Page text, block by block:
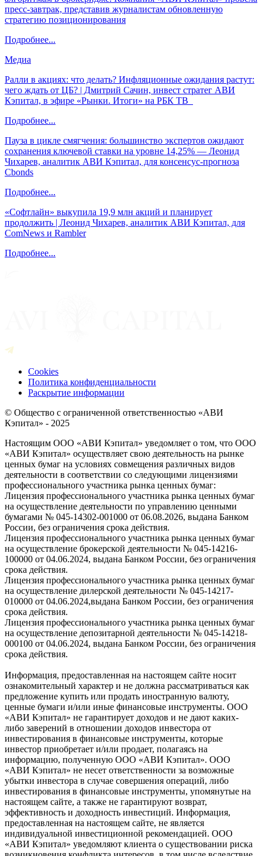
пресс-завтрак, представив журналистам обновленную
стратегию позиционирования
Подробнее...
Медиа
Ралли в акциях: что делать? Инфляционные ожидания растут:
чего ждать от ЦБ? | Дмитрий Сачин, инвест стратег АВИ
Кэпитал, в эфире «Рынки. Итоги» на РБК ТВ
Подробнее...
Пауза в цикле смягчения: большинство экспертов ожидают
сохранения ключевой ставки на уровне 14,25% — Леонид
Чихарев, аналитик АВИ Кэпитал, для консенсус-прогноза
Cbonds
Подробнее...
«Софтлайн» выкупила 19,9 млн акций и планирует
продолжить | Леонид Чихарев, аналитик АВИ Кэпитал, для
ComNews и Rambler
Подробнее...
Cookies
Политика конфиденциальности
Раскрытие информации
© Общество с ограниченной ответственностью «АВИ
Кэпитал» - 2025
Настоящим ООО «АВИ Кэпитал» уведомляет о том, что ООО
«АВИ Кэпитал» осуществляет свою деятельность на рынке
ценных бумаг на условиях совмещения различных видов
деятельности в соответствии со следующими лицензиями
профессионального участника рынка ценных бумаг:
Лицензия профессионального участника рынка ценных бумаг
на осуществление деятельности по управлению ценными
бумагами № 045-14302-001000 от 06.08.2026, выдана Банком
России, без ограничения срока действия.
Лицензия профессионального участника рынка ценных бумаг
на осуществление брокерской деятельности № 045-14216-
100000 от 04.06.2024, выдана Банком России, без ограничения
срока действия.
Лицензия профессионального участника рынка ценных бумаг
на осуществление дилерской деятельности № 045-14217-
010000 от 04.06.2024,выдана Банком России, без ограничения
срока действия.
Лицензия профессионального участника рынка ценных бумаг
на осуществление депозитарной деятельности № 045-14218-
000100 от 04.06.2024, выдана Банком России, без ограничения
срока действия.
Информация, предоставленная на настоящем сайте носит
ознакомительный характер и не должна рассматриваться как
предложение купить или продать иностранную валюту,
ценные бумаги и/или иные финансовые инструменты. ООО
«АВИ Кэпитал» не гарантирует доходов и не дают каких-
либо заверений в отношении доходов инвестора от
инвестирования в финансовые инструменты, которые
инвестор приобретает и/или продает, полагаясь на
информацию, полученную ООО «АВИ Кэпитал». ООО
«АВИ Кэпитал» не несет ответственности за возможные
убытки инвестора в случае совершения операций, либо
инвестирования в финансовые инструменты, упомянутые на
настоящем сайте, а также не гарантируют возврат,
эффективность и доходность инвестиций. Информация,
предоставленная на настоящем сайте, не является
индивидуальной инвестиционной рекомендацией. ООО
«АВИ Кэпитал» уведомляют клиента о существовании риска